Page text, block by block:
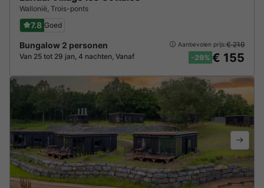
Wallonië Trois-ponts
7.8 Goed
Bungalow 2 personen
Van 25 tot 29 jan, 4 nachten, Vanaf
Aanbevolen prijs:€ 219
-29% € 155